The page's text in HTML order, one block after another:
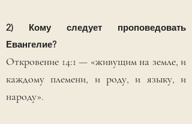
2) Кому следует проповедовать
Евангелие?
Откровение 14:1 — «живущим на земле, и
каждому племени, и роду, и языку, и
народу».